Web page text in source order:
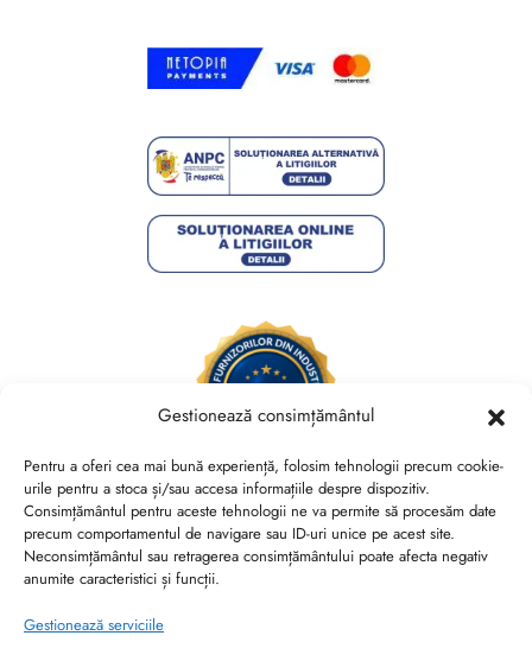
Gestionează consimțământul
Pentru a oferi cea mai bună experiență, folosim tehnologii precum cookie-
urile pentru a stoca și/sau accesa informațiile despre dispozitiv.
Consimțământul pentru aceste tehnologii ne va permite să procesăm date
precum comportamentul de navigare sau ID-uri unice pe acest site.
Neconsimțământul sau retragerea consimțământului poate afecta negativ
anumite caracteristici și funcții.
Gestionează serviciile
Brides Shoes By Veronesse S.R.L.
RO44730767, J40/13882/2021, Cod CAEN 1520
Str. Nicolae Canea, Nr. 53, Sector 2, Bucuresti